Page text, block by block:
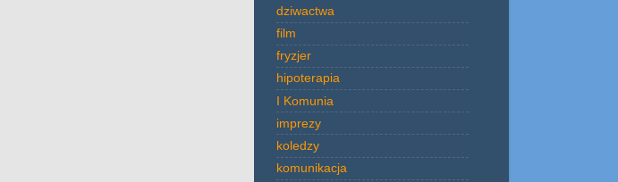
dziwactwa
film
fryzjer
hipoterapia
I Komunia
imprezy
koledzy
komunikacja